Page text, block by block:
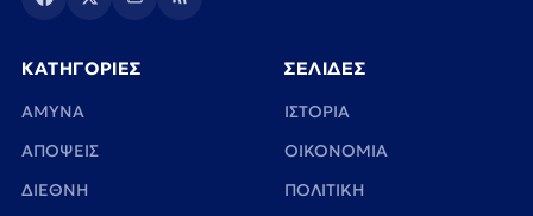
ΚΑΤΗΓΟΡΙΕΣ
ΑΜΥΝΑ
ΑΠΟΨΕΙΣ
ΔΙΕΘΝΗ
ΣΕΛΙΔΕΣ
ΙΣΤΟΡΙΑ
ΟΙΚΟΝΟΜΙΑ
ΠΟΛΙΤΙΚΗ